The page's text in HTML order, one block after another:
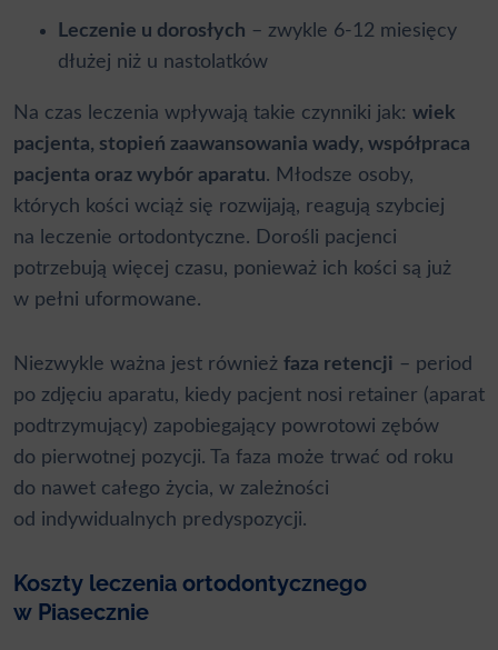
Leczenie u dorosłych – zwykle 6-12 miesięcy
dłużej niż u nastolatków
Na czas leczenia wpływają takie czynniki jak: wiek
pacjenta, stopień zaawansowania wady, współpraca
pacjenta oraz wybór aparatu. Młodsze osoby,
których kości wciąż się rozwijają, reagują szybciej
na leczenie ortodontyczne. Dorośli pacjenci
potrzebują więcej czasu, ponieważ ich kości są już
w pełni uformowane.
Niezwykle ważna jest również faza retencji – period
po zdjęciu aparatu, kiedy pacjent nosi retainer (aparat
podtrzymujący) zapobiegający powrotowi zębów
do pierwotnej pozycji. Ta faza może trwać od roku
do nawet całego życia, w zależności
od indywidualnych predyspozycji.
Koszty leczenia ortodontycznego
w Piasecznie